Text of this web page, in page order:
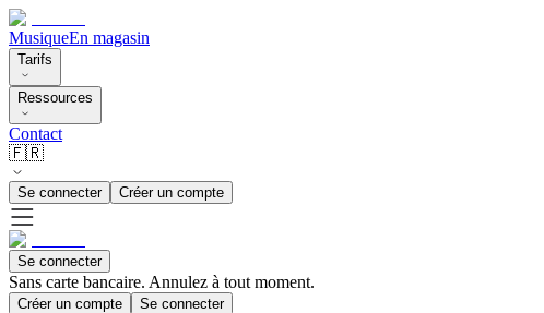
MusiqueEn magasin
Tarifs
Ressources
Contact
🇫🇷
Se connecter Créer un compte
Se connecter
Sans carte bancaire. Annulez à tout moment.
Créer un compte Se connecter